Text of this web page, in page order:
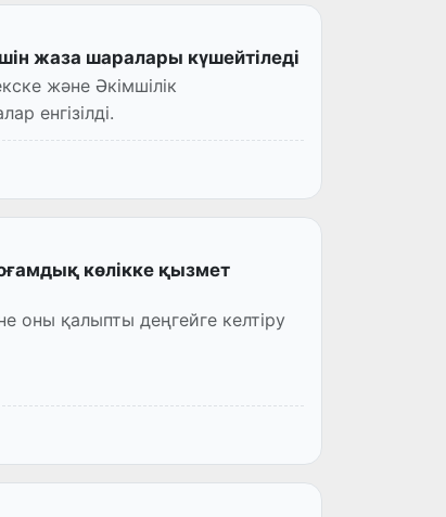
жаза шаралары күшейтіледі
және Әкімшілік
енгізілді.
көлікке қызмет
оны қалыпты деңгейге келтіру